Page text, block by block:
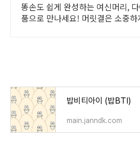
똥손도 쉽게 완성하는 여신머리,
품으로 만나세요! 머릿결은 소중
밥비티아이 (밥BTI)
main.janndk.com